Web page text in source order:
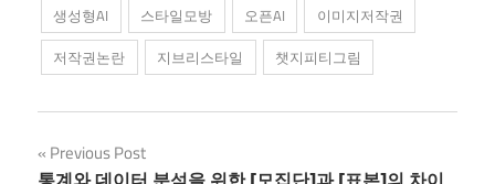
생성형AI
스타일모방 오픈AI
이미지저작권
저작권논란
지브리스타일 챗지피티그림
Post
Previous Post
통계와 데이터 분석을 위한 [모집단]과 [표본]의 차이